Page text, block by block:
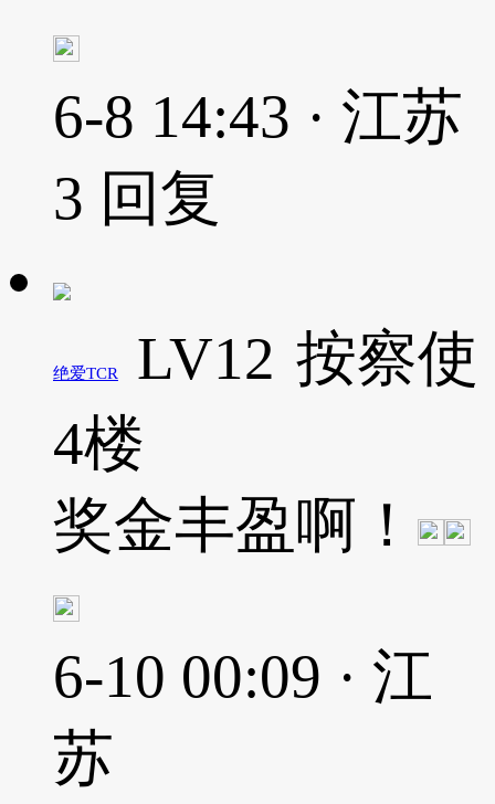
6-8 14:43 · 江苏
3 回复
绝爱TCR LV12 按察使
4楼
奖金丰盈啊！
6-10 00:09 · 江
苏